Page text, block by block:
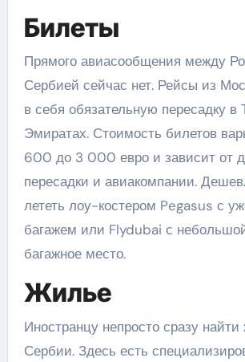
Билеты
Прямого авиасообщения между
Сербией сейчас нет. Рейсы из
в себя обязательную пересадку в
Эмиратах. Стоимость билетов
600 до 3 000 евро и зависит от
пересадки и авиакомпании.
лететь лоу-костером Pegasus с
багажем или Flydubai с
багажное место.
Жилье
Иностранцу непросто сразу
Сербии. Здесь есть